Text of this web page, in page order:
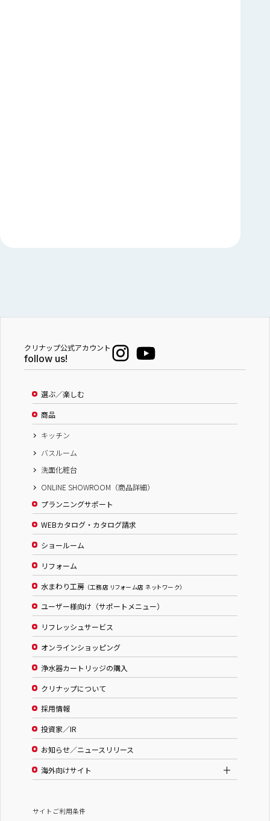
クリナップ公式アカウント
follow us!
選ぶ／楽しむ
商品
キッチン
バスルーム
洗面化粧台
ONLINE SHOWROOM（商品詳細）
プランニングサポート
WEBカタログ・カタログ請求
ショールーム
リフォーム
水まわり工房 （工務店 リフォーム店 ネットワーク）
ユーザー様向け（サポートメニュー）
リフレッシュサービス
オンラインショッピング
浄水器カートリッジの購入
クリナップについて
採用情報
投資家／IR
お知らせ／ニュースリリース
海外向けサイト
サイトご利用条件